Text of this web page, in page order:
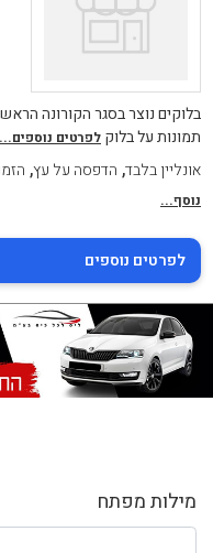
מילות מפתח
בלוקים נוצר בסגר הקורונה
תמונות על בלוק לפרטים נוספים...
אונליין בלבד, הדפסה על עץ,
נוסף...
לפרטים נוספים